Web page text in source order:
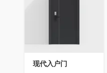
现代入户门